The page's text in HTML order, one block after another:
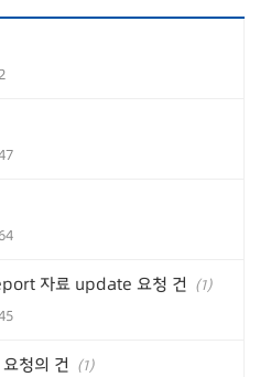
자료 update 요청 건 (1)
청의 건 (1)